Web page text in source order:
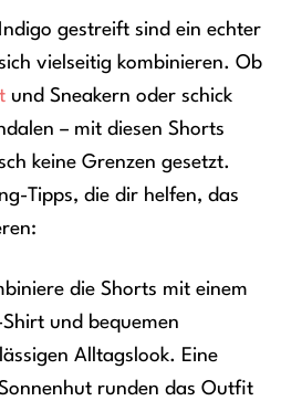
gestreift sind ein echter
vielseitig kombinieren. Ob
und Sneakern oder schick
– mit diesen Shorts
keine Grenzen gesetzt.
Tipps, die dir helfen, das
die Shorts mit einem
und bequemen
Alltagslook. Eine
runden das Outfit